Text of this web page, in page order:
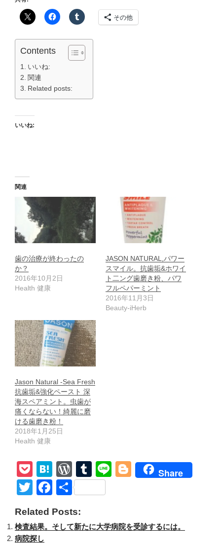
その他
Contents
いいね:
関連
Related posts:
いいね:
関連
歯の治療が終わったの
か？
2016年10月2日
Health 健康
JASON NATURAL,パワー
スマイル。抗歯垢&ホワイ
ト二ング歯磨き粉、パワ
フルペパーミント
2016年11月3日
Beauty-iHerb
Jason Natural -Sea Fresh
抗歯垢&強化ペースト 深
海スペアミント。虫歯が
痛くならない！綺麗に磨
ける歯磨き粉！
2018年1月25日
Health 健康
P
o
ck
et
H
at
e
n
a
W
or
d
Pr
e
T
u
m
r
Li
Bl
er
Share
T
tt
er
F
c
e
共
Related Posts:
検査結果。そして新たに大学病院を受診するには。
病院探し